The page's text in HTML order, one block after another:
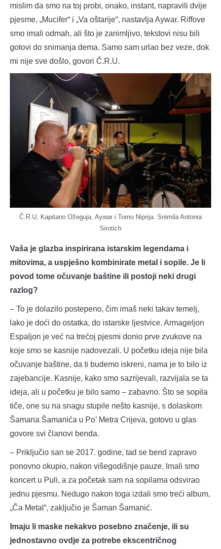
mislim da smo na toj probi, onako, instant, napravili dvije
pjesme, „Mucifer“ i „Va oštarije“, nastavlja Aywar. Riffove
smo imali odmah, ali što je zanimljivo, tekstovi nisu bili
gotovi do snimanja dema. Samo sam urlao bez veze, dok
mi nije sve došlo, govori Č.R.U.
Č.R.U, Kapitano Ožeguja, Aywar i Tomo Niprija. Snimila Antonia
Sirotich
Vaša je glazba inspirirana istarskim legendama i
mitovima, a uspješno kombinirate metal i sopile. Je li
povod tome očuvanje baštine ili postoji neki drugi
razlog?
– To je dolazilo postepeno, čim imaš neki takav temelj,
lako je doći do ostatka, do istarske ljestvice. Armageljon
Espaljon je već na trećoj pjesmi donio prve zvukove na
koje smo se kasnije nadovezali. U početku ideja nije bila
očuvanje baštine, da ti budemo iskreni, nama je to bilo iz
zajebancije. Kasnije, kako smo sazrijevali, razvijala se ta
ideja, ali u početku je bilo samo – zabavno. Što se sopila
tiče, one su na snagu stupile nešto kasnije, s dolaskom
Šamana Šamanića u Po’ Metra Crijeva, gotovo u glas
govore svi članovi benda.
– Priključio san se 2017. godine, tad se bend zapravo
ponovno okupio, nakon višegodišnje pauze. Imali smo
koncert u Puli, a za početak sam na sopilama odsvirao
jednu pjesmu. Nedugo nakon toga izdali smo treći album,
„Ča Metal“, zaključio je Šaman Šamanić.
Imaju li maske nekakvo posebno značenje, ili su
jednostavno ovdje za potrebe ekscentričnog